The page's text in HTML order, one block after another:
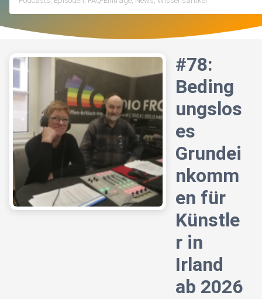
#78:
Beding
ungslos
es
Grundei
nkomm
en für
Künstle
r in
Irland
ab 2026